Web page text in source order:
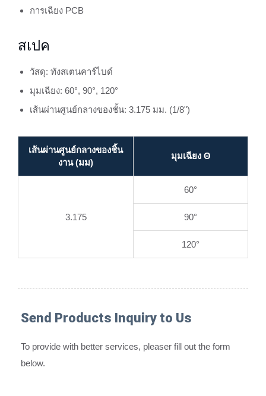
การเฉียง PCB
สเปค
วัสดุ: ทังสเตนคาร์ไบด์
มุมเฉียง: 60°, 90°, 120°
เส้นผ่านศูนย์กลางของชั้น: 3.175 มม. (1/8")
เส้นผ่านศูนย์กลางของชิ้น
งาน (มม)
มุมเฉียง Θ
3.175
60°
90°
120°